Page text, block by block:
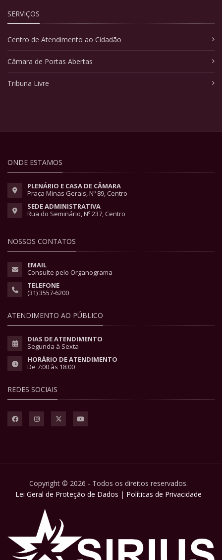
SERVIÇOS
Centro de Atendimento ao Cidadão
Câmara de Portas Abertas
Tribuna Livre
ONDE ESTAMOS
PLENÁRIO E CASA DE CÂMARA
Praça Minas Gerais, Nº 89, Centro
SEDE ADMINISTRATIVA
Rua do Seminário, Nº 237, Centro
NOSSOS CONTATOS
EMAIL
Consulte pelo Organograma
TELEFONE
(31) 3557-6200
ATENDIMENTO AO PÚBLICO
DIAS DE ATENDIMENTO
Segunda à Sexta
HORÁRIO DE ATENDIMENTO
De 7:00 às 18:00
REDES SOCIAIS
Copyright © 2026 - Todos os direitos reservados.
Lei Geral de Proteção de Dados | Políticas de Privacidade